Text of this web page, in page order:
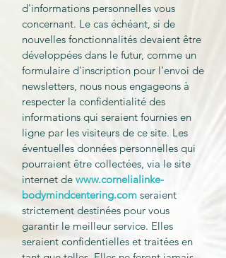
d'informations personnelles vous
concernant. Le cas échéant, si de
nouvelles fonctionnalités devaient être
développées dans le futur, comme un
formulaire d'inscription pour l'envoi de
newsletters, nous nous engageons à
respecter la confidentialité des
informations qui seraient fournies en
ligne par les visiteurs de ce site. Les
éventuelles données personnelles qui
pourraient être collectées, via le site
internet de www.cornelialinke-
bodymindcentering.com seraient
strictement destinées pour vous
garantir le meilleur service. Elles
seraient confidentielles et traitées en